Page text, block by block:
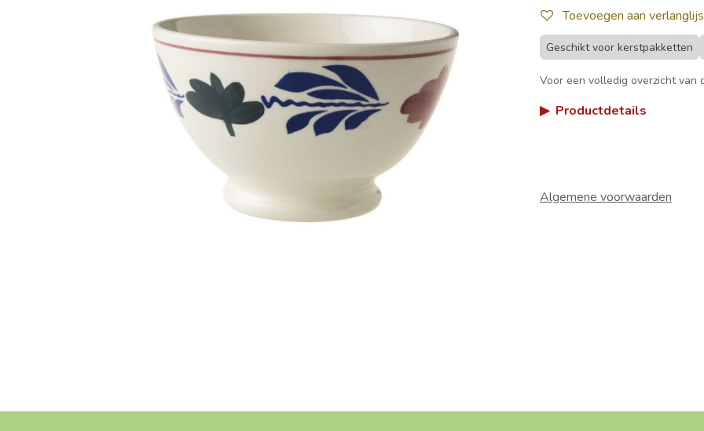
Toevoegen aan
Geschikt voor kerstpakketten
Voor een volledig overzicht van
▶ Productdetails
Algemene voorwaarden